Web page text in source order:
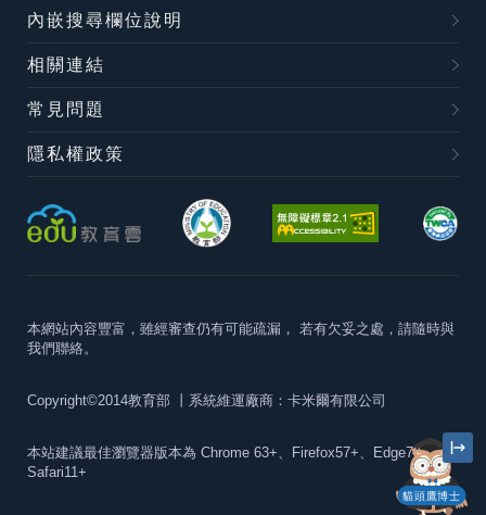
貓頭鷹博士
內嵌搜尋欄位說明
相關連結
常見問題
隱私權政策
本網站內容豐富，雖經審查仍有可能疏漏， 若有欠妥之處，請隨時與
我們聯絡。
Copyright©2014教育部 丨系統維運廠商：卡米爾有限公司
本站建議最佳瀏覽器版本為 Chrome 63+、Firefox57+、Edge79+及
Safari11+